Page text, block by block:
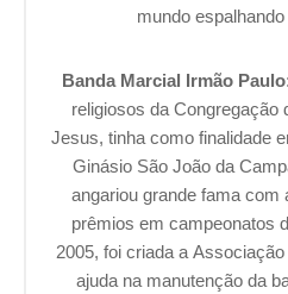
mundo
Banda Marcial Irmão
religiosos da Congregação
Jesus, tinha como finalidade
Ginásio São João da
angariou grande fama com
prêmios em campeonatos
2005, foi criada a
ajuda na manutenção da